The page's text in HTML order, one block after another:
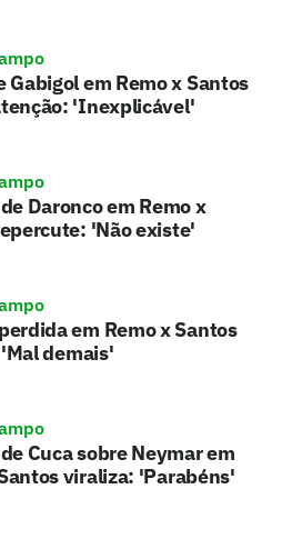
Gabigol em Remo x Santos
'Inexplicável'
Daronco em Remo x
'Não existe'
em Remo x Santos
demais'
Cuca sobre Neymar em
viraliza: 'Parabéns'